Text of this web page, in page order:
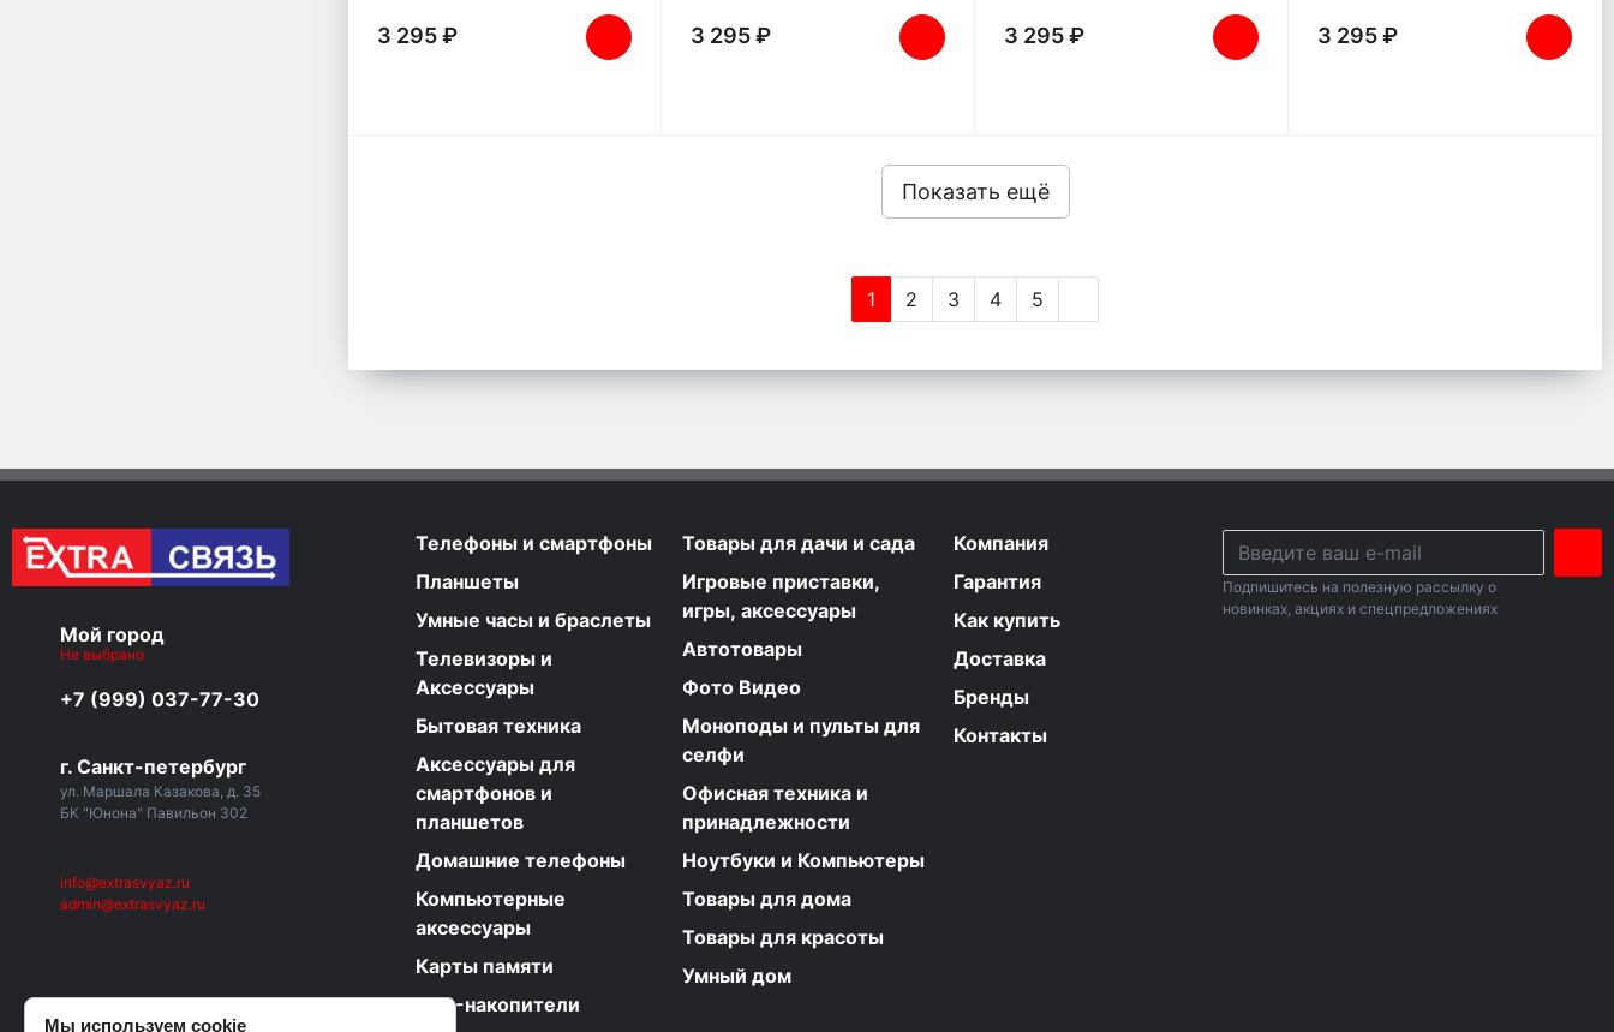
3 295 ₽ 3 295 ₽ 3 295 ₽ 3 295 ₽
Показать ещё
1 2 3 4 5
Мой город
Не выбрано
+7 (999) 037-77-30
г. Санкт-петербург
ул. Маршала Казакова, д. 35
БК "Юнона" Павильон 302
info@extrasvyaz.ru
admin@extrasvyaz.ru
Телефоны и смартфоны
Планшеты
Умные часы и браслеты
Телевизоры и
Аксессуары
Бытовая техника
Аксессуары для
смартфонов и
планшетов
Домашние телефоны
Компьютерные
аксессуары
Карты памяти
USB-накопители
Товары для дачи и сада
Игровые приставки,
игры, аксессуары
Автотовары
Фото Видео
Моноподы и пульты для
селфи
Офисная техника и
принадлежности
Ноутбуки и Компьютеры
Товары для дома
Товары для красоты
Умный дом
Компания
Гарантия
Как купить
Доставка
Бренды
Контакты
Подпишитесь на полезную рассылку о
новинках, акциях и спецпредложениях
Мы используем cookie